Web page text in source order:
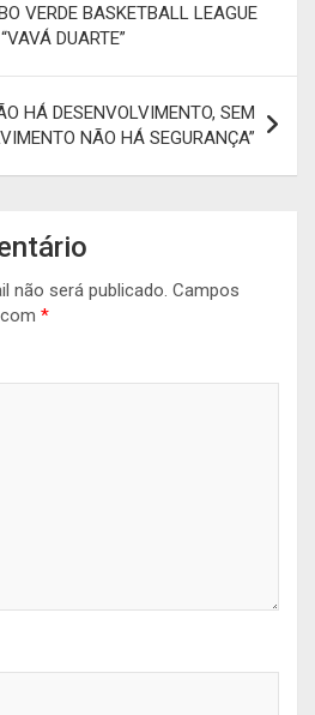
VERDE BASKETBALL LEAGUE
DUARTE”
HÁ DESENVOLVIMENTO, SEM
NÃO HÁ SEGURANÇA”
não será publicado. Campos
*